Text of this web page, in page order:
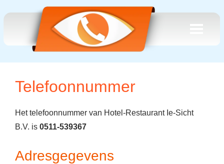
Telefoonnummer
Het telefoonnummer van Hotel-Restaurant Ie-Sicht
B.V. is 0511-539367
Adresgegevens